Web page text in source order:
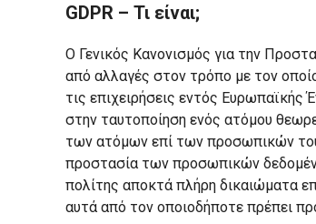
GDPR – Τι είναι;
Ο Γενικός Κανονισμός για την
από αλλαγές στον τρόπο με τον
τις επιχειρήσεις εντός
στην ταυτοποίηση ενός ατόμου
των ατόμων επί των προσωπικών
προστασία των προσωπικών
πολίτης αποκτά πλήρη δικαιώματα
αυτά από τον οποιοδήποτε πρέπει